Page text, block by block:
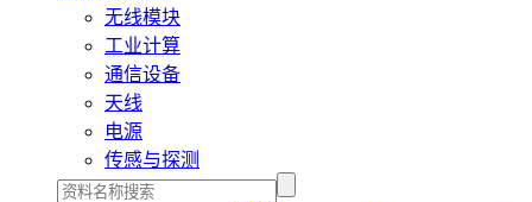
无线模块
工业计算
通信设备
天线
电源
传感与探测